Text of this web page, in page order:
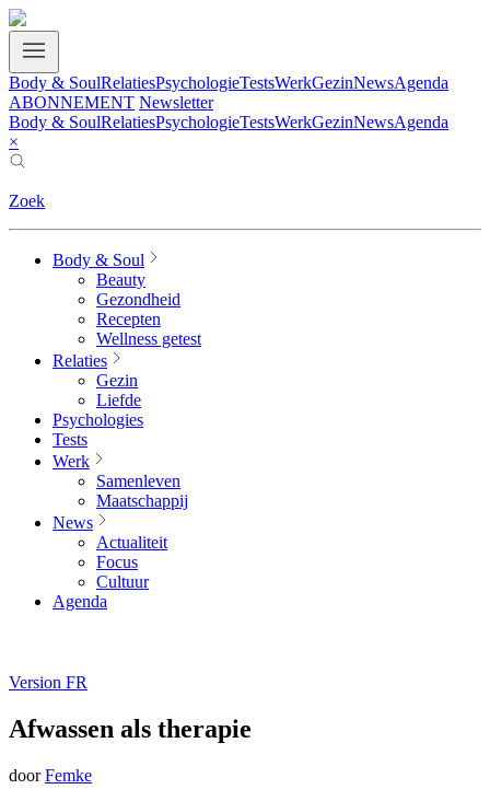
Body & SoulRelatiesPsychologieTestsWerkGezinNewsAgenda
ABONNEMENT Newsletter
Body & SoulRelatiesPsychologieTestsWerkGezinNewsAgenda
×
Zoek
Body & Soul
Beauty
Gezondheid
Recepten
Wellness getest
Relaties
Gezin
Liefde
Psychologies
Tests
Werk
Samenleven
Maatschappij
News
Actualiteit
Focus
Cultuur
Agenda
Version FR
Afwassen als therapie
door Femke